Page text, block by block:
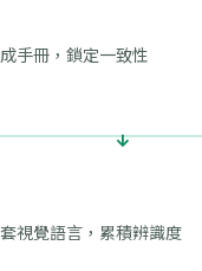
手冊，鎖定一致性
視覺語言，累積辨識度